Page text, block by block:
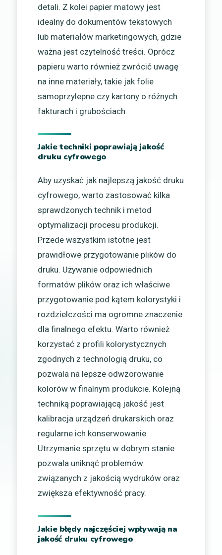
detali. Z kolei papier matowy jest
idealny do dokumentów tekstowych
lub materiałów marketingowych, gdzie
ważna jest czytelność treści. Oprócz
papieru warto również zwrócić uwagę
na inne materiały, takie jak folie
samoprzylepne czy kartony o różnych
fakturach i grubościach.
Jakie techniki poprawiają jakość
druku cyfrowego
Aby uzyskać jak najlepszą jakość druku
cyfrowego, warto zastosować kilka
sprawdzonych technik i metod
optymalizacji procesu produkcji.
Przede wszystkim istotne jest
prawidłowe przygotowanie plików do
druku. Używanie odpowiednich
formatów plików oraz ich właściwe
przygotowanie pod kątem kolorystyki i
rozdzielczości ma ogromne znaczenie
dla finalnego efektu. Warto również
korzystać z profili kolorystycznych
zgodnych z technologią druku, co
pozwala na lepsze odwzorowanie
kolorów w finalnym produkcie. Kolejną
techniką poprawiającą jakość jest
kalibracja urządzeń drukarskich oraz
regularne ich konserwowanie.
Utrzymanie sprzętu w dobrym stanie
pozwala uniknąć problemów
związanych z jakością wydruków oraz
zwiększa efektywność pracy.
Jakie błędy najczęściej wpływają na
jakość druku cyfrowego